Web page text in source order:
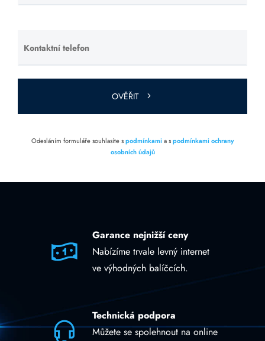
toto pole
Kontaktní telefon
Ponechte
toto pole
prázdné.
OVĚŘIT
Odesláním formuláře souhlasíte spodmínkamia spodmínkami ochrany
osobních údajů
Garance nejnižší ceny
Nabízíme trvale levný internet
ve výhodných balíčcích.
Technická podpora
Můžete se spolehnout na online